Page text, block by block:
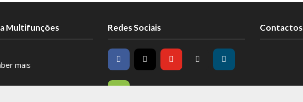
Multifunções
mais
Redes Sociais Contactos